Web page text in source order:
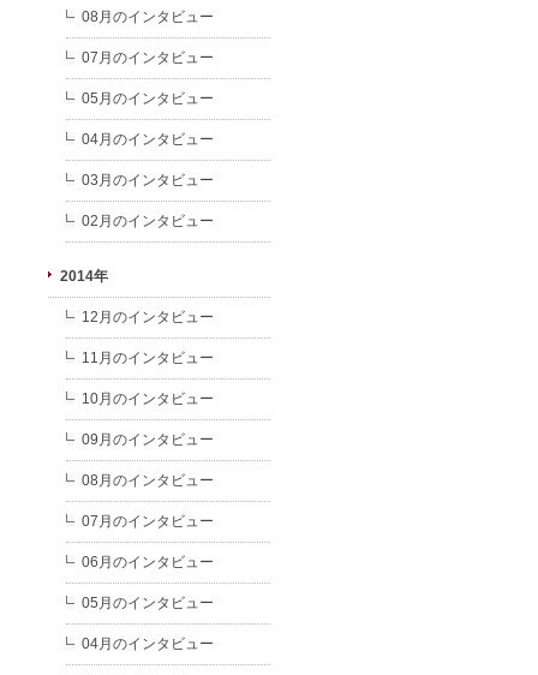
08月のインタビュー
07月のインタビュー
05月のインタビュー
04月のインタビュー
03月のインタビュー
02月のインタビュー
2014年
12月のインタビュー
11月のインタビュー
10月のインタビュー
09月のインタビュー
08月のインタビュー
07月のインタビュー
06月のインタビュー
05月のインタビュー
04月のインタビュー